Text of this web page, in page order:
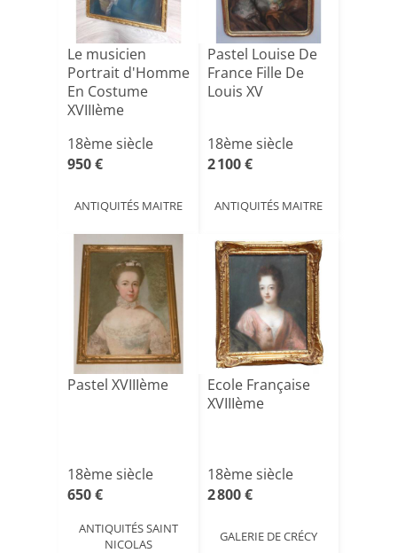
Le musicien
Portrait d'Homme
En Costume
XVIIIème
18ème siècle
950 €
ANTIQUITÉS MAITRE
Pastel Louise De
France Fille De
Louis XV
18ème siècle
2 100 €
ANTIQUITÉS MAITRE
Pastel XVIIIème
18ème siècle
650 €
ANTIQUITÉS SAINT
NICOLAS
Ecole Française
XVIIIème
18ème siècle
2 800 €
GALERIE DE CRÉCY